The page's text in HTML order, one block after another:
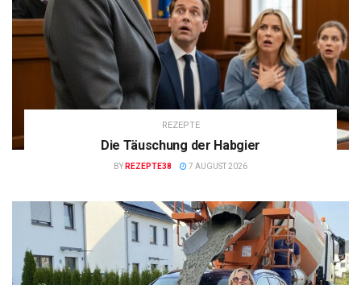
REZEPTE
Die Täuschung der Habgier
BY REZEPTE38 7 AUGUST 2026